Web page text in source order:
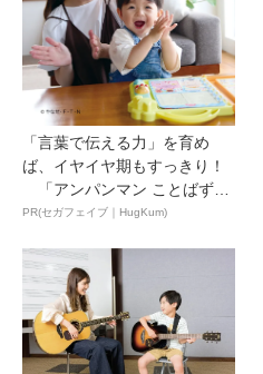
「言葉で伝える力」を育め
ば、イヤイヤ期もすっきり！
「アンパンマン ことばずか
ん...
PR(セガフェイブ｜HugKum)